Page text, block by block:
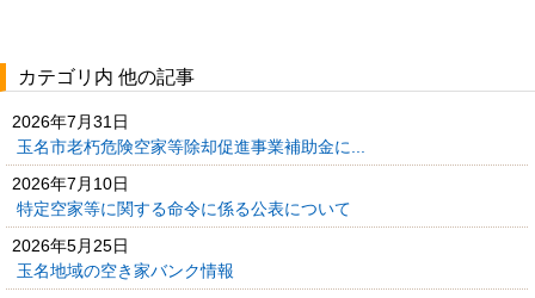
カテゴリ内 他の記事
2026年7月31日
玉名市老朽危険空家等除却促進事業補助金に...
2026年7月10日
特定空家等に関する命令に係る公表について
2026年5月25日
玉名地域の空き家バンク情報